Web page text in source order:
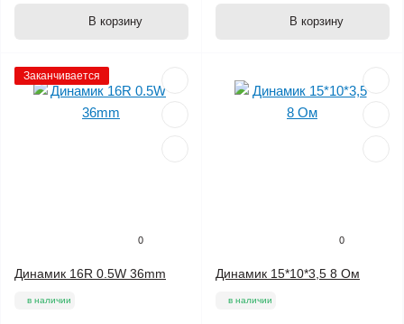
В корзину В корзину
Заканчивается
0
Динамик 16R 0.5W 36mm
в наличии
0
Динамик 15*10*3,5 8 Ом
в наличии